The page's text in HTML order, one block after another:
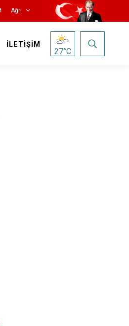
Ağrı
İLETİŞİM
27°C